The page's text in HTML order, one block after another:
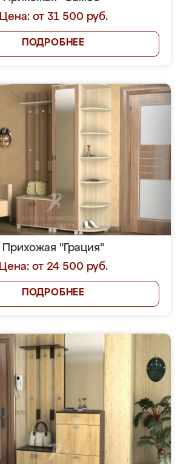
Цена: от 31 500 руб.
ПОДРОБНЕЕ
Прихожая "Грация"
Цена: от 24 500 руб.
ПОДРОБНЕЕ